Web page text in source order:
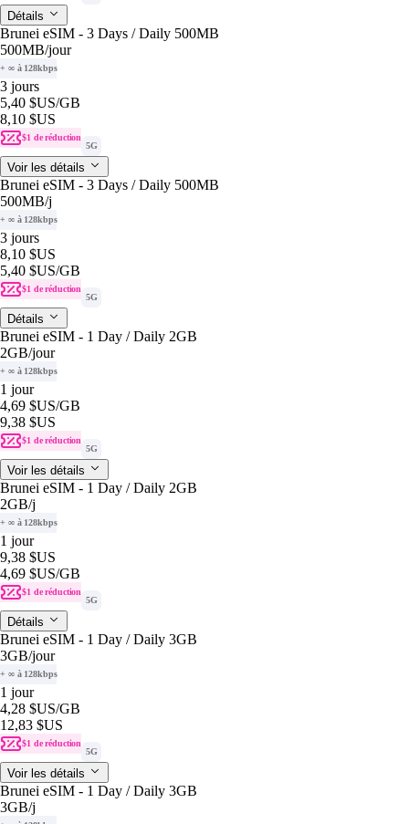
Détails
Brunei eSIM - 3 Days / Daily 500MB
500MB/jour
+ ∞ à 128kbps
3 jours
5,40 $US/GB
8,10 $US
$1 de réduction
5G
Voir les détails
Brunei eSIM - 3 Days / Daily 500MB
500MB/j
+ ∞ à 128kbps
3 jours
8,10 $US
5,40 $US/GB
$1 de réduction
5G
Détails
Brunei eSIM - 1 Day / Daily 2GB
2GB/jour
+ ∞ à 128kbps
1 jour
4,69 $US/GB
9,38 $US
$1 de réduction
5G
Voir les détails
Brunei eSIM - 1 Day / Daily 2GB
2GB/j
+ ∞ à 128kbps
1 jour
9,38 $US
4,69 $US/GB
$1 de réduction
5G
Détails
Brunei eSIM - 1 Day / Daily 3GB
3GB/jour
+ ∞ à 128kbps
1 jour
4,28 $US/GB
12,83 $US
$1 de réduction
5G
Voir les détails
Brunei eSIM - 1 Day / Daily 3GB
3GB/j